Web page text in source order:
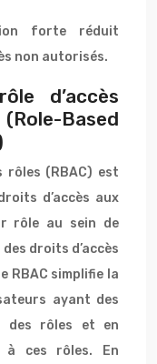
forte réduit
non autorisés.
d’accès
Based
rôles (RBAC) est
d’accès aux
rôle au sein de
droits d’accès
RBAC simplifie la
ayant des
des rôles et en
à ces rôles. En